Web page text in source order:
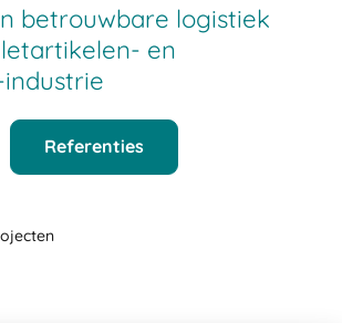
betrouwbare logistiek
en
Referenties